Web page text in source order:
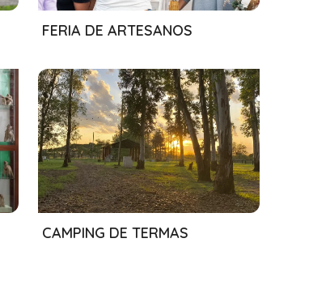
01/08/2024
FERIA DE ARTESANOS
09/05/2024
CAMPING DE TERMAS